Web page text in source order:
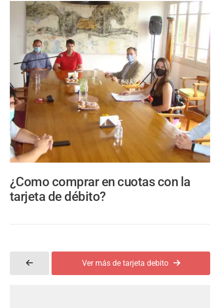
¿Como comprar en cuotas con la
tarjeta de débito?
Ver más de tarjeta debito